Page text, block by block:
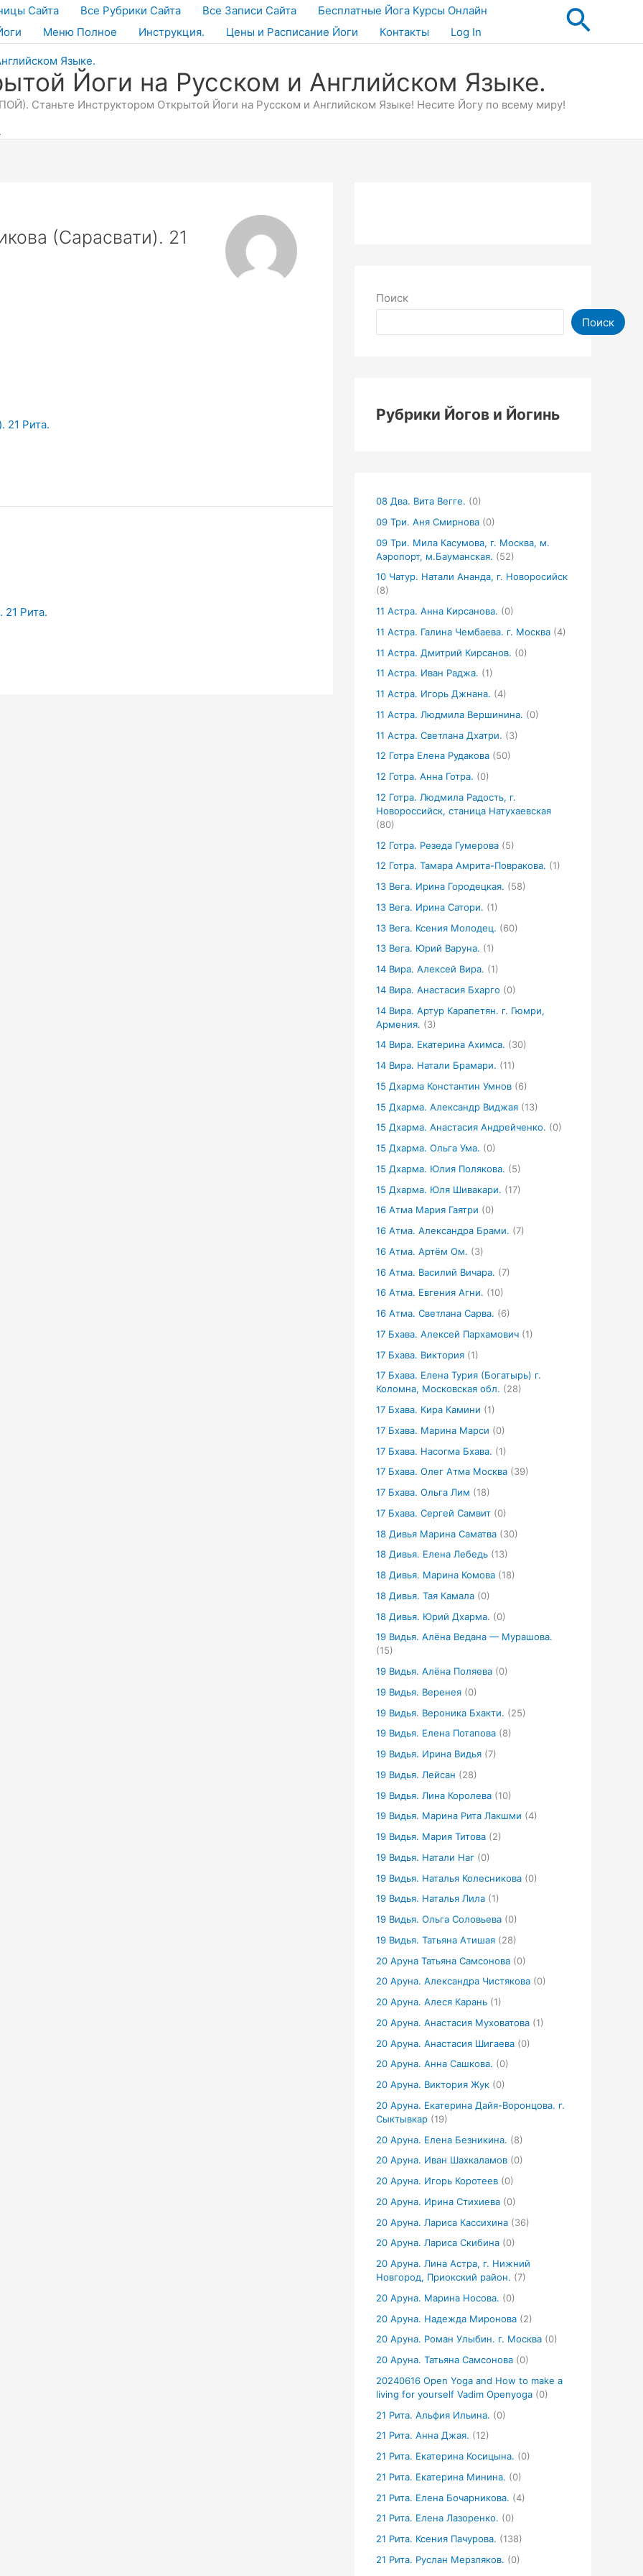
Сайта Все Рубрики Сайта Все Записи Сайта
Бесплатные Йога Курсы Онлайн
Меню Полное Инструкция. Цены и Расписание Йоги Контакты Log In
Йоги на Русском и Английском Языке.
Станьте Инструктором Открытой Йоги на Русском и Английском Языке! Несите Йогу по всему миру!
(Сарасвати). 21
21 Рита.
21 Рита.
Поиск
Поиск
Рубрики Йогов и Йогинь
08 Два. Вита Вегге. (0)
09 Три. Аня Смирнова (0)
09 Три. Мила Касумова, г. Москва, м.
Аэропорт, м.Бауманская. (52)
10 Чатур. Натали Ананда, г. Новоросийск
(8)
11 Астра. Анна Кирсанова. (0)
11 Астра. Галина Чембаева. г. Москва (4)
11 Астра. Дмитрий Кирсанов. (0)
11 Астра. Иван Раджа. (1)
11 Астра. Игорь Джнана. (4)
11 Астра. Людмила Вершинина. (0)
11 Астра. Светлана Дхатри. (3)
12 Готра Елена Рудакова (50)
12 Готра. Анна Готра. (0)
12 Готра. Людмила Радость, г.
Новороссийск, станица Натухаевская
(80)
12 Готра. Резеда Гумерова (5)
12 Готра. Тамара Амрита-Повракова. (1)
13 Вега. Ирина Городецкая. (58)
13 Вега. Ирина Сатори. (1)
13 Вега. Ксения Молодец. (60)
13 Вега. Юрий Варуна. (1)
14 Вира. Алексей Вира. (1)
14 Вира. Анастасия Бхарго (0)
14 Вира. Артур Карапетян. г. Гюмри,
Армения. (3)
14 Вира. Екатерина Ахимса. (30)
14 Вира. Натали Брамари. (11)
15 Дхарма Константин Умнов (6)
15 Дхарма. Александр Виджая (13)
15 Дхарма. Анастасия Андрейченко. (0)
15 Дхарма. Ольга Ума. (0)
15 Дхарма. Юлия Полякова. (5)
15 Дхарма. Юля Шивакари. (17)
16 Атма Мария Гаятри (0)
16 Атма. Александра Брами. (7)
16 Атма. Артём Ом. (3)
16 Атма. Василий Вичара. (7)
16 Атма. Евгения Агни. (10)
16 Атма. Светлана Сарва. (6)
17 Бхава. Алексей Пархамович (1)
17 Бхава. Виктория (1)
17 Бхава. Елена Турия (Богатырь) г.
Коломна, Московская обл. (28)
17 Бхава. Кира Камини (1)
17 Бхава. Марина Марси (0)
17 Бхава. Насогма Бхава. (1)
17 Бхава. Олег Атма Москва (39)
17 Бхава. Ольга Лим (18)
17 Бхава. Сергей Самвит (0)
18 Дивья Марина Саматва (30)
18 Дивья. Елена Лебедь (13)
18 Дивья. Марина Комова (18)
18 Дивья. Тая Камала (0)
18 Дивья. Юрий Дхарма. (0)
19 Видья. Алёна Ведана — Мурашова.
(15)
19 Видья. Алёна Поляева (0)
19 Видья. Веренея (0)
19 Видья. Вероника Бхакти. (25)
19 Видья. Елена Потапова (8)
19 Видья. Ирина Видья (7)
19 Видья. Лейсан (28)
19 Видья. Лина Королева (10)
19 Видья. Марина Рита Лакшми (4)
19 Видья. Мария Титова (2)
19 Видья. Натали Наг (0)
19 Видья. Наталья Колесникова (0)
19 Видья. Наталья Лила (1)
19 Видья. Ольга Соловьева (0)
19 Видья. Татьяна Атишая (28)
20 Аруна Татьяна Самсонова (0)
20 Аруна. Александра Чистякова (0)
20 Аруна. Алеся Карань (1)
20 Аруна. Анастасия Муховатова (1)
20 Аруна. Анастасия Шигаева (0)
20 Аруна. Анна Сашкова. (0)
20 Аруна. Виктория Жук (0)
20 Аруна. Екатерина Дайя-Воронцова. г.
Сыктывкар (19)
20 Аруна. Елена Безникина. (8)
20 Аруна. Иван Шахкаламов (0)
20 Аруна. Игорь Коротеев (0)
20 Аруна. Ирина Стихиева (0)
20 Аруна. Лариса Кассихина (36)
20 Аруна. Лариса Скибина (0)
20 Аруна. Лина Астра, г. Нижний
Новгород, Приокский район. (7)
20 Аруна. Марина Носова. (0)
20 Аруна. Надежда Миронова (2)
20 Аруна. Роман Улыбин. г. Москва (0)
20 Аруна. Татьяна Самсонова (0)
20240616 Open Yoga and How to make a
living for yourself Vadim Openyoga (0)
21 Рита. Альфия Ильина. (0)
21 Рита. Анна Джая. (12)
21 Рита. Екатерина Косицына. (0)
21 Рита. Екатерина Минина. (0)
21 Рита. Елена Бочарникова. (4)
21 Рита. Елена Лазоренко. (0)
21 Рита. Ксения Пачурова. (138)
21 Рита. Руслан Мерзляков. (0)